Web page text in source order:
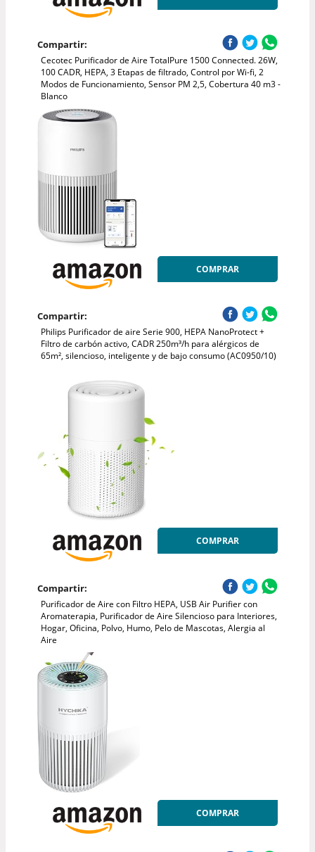
Compartir:
Cecotec Purificador de Aire TotalPure 1500 Connected. 26W,
100 CADR, HEPA, 3 Etapas de filtrado, Control por Wi-fi, 2
Modos de Funcionamiento, Sensor PM 2,5, Cobertura 40 m3 -
Blanco
COMPRAR
Compartir:
Philips Purificador de aire Serie 900, HEPA NanoProtect +
Filtro de carbón activo, CADR 250m³/h para alérgicos de
65m², silencioso, inteligente y de bajo consumo (AC0950/10)
COMPRAR
Compartir:
Purificador de Aire con Filtro HEPA, USB Air Purifier con
Aromaterapia, Purificador de Aire Silencioso para Interiores,
Hogar, Oficina, Polvo, Humo, Pelo de Mascotas, Alergia al
Aire
COMPRAR